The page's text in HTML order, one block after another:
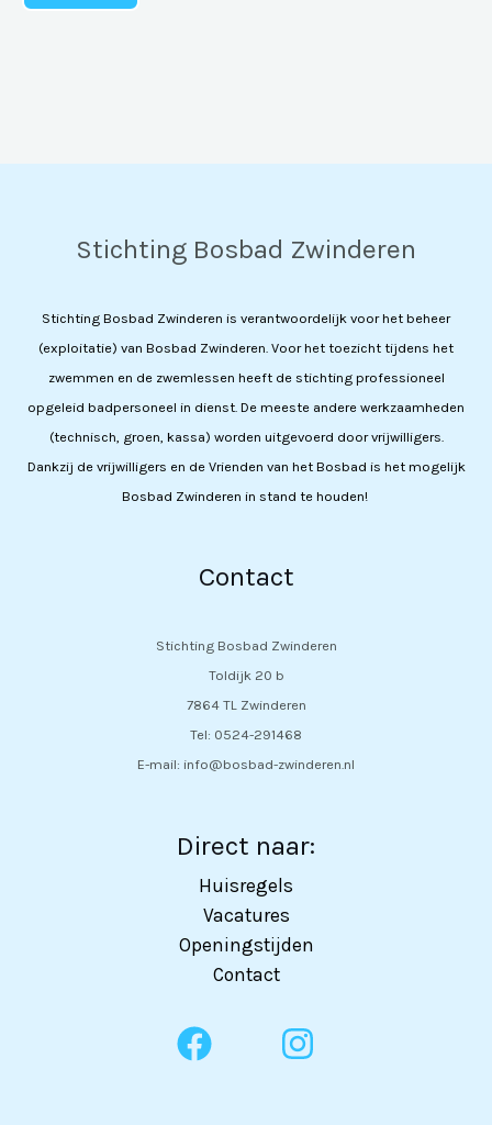
Stichting Bosbad Zwinderen
Stichting Bosbad Zwinderen is verantwoordelijk voor het beheer
(exploitatie) van Bosbad Zwinderen. Voor het toezicht tijdens het
zwemmen en de zwemlessen heeft de stichting professioneel
opgeleid badpersoneel in dienst. De meeste andere werkzaamheden
(technisch, groen, kassa) worden uitgevoerd door vrijwilligers.
Dankzij de vrijwilligers en de Vrienden van het Bosbad is het mogelijk
Bosbad Zwinderen in stand te houden!
Contact
Stichting Bosbad Zwinderen
Toldijk 20 b
7864 TL Zwinderen
Tel: 0524-291468
E-mail: info@bosbad-zwinderen.nl
Direct naar:
Huisregels
Vacatures
Openingstijden
Contact